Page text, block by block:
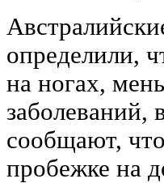
определили,
на ногах,
заболеваний,
сообщают,
пробежке на